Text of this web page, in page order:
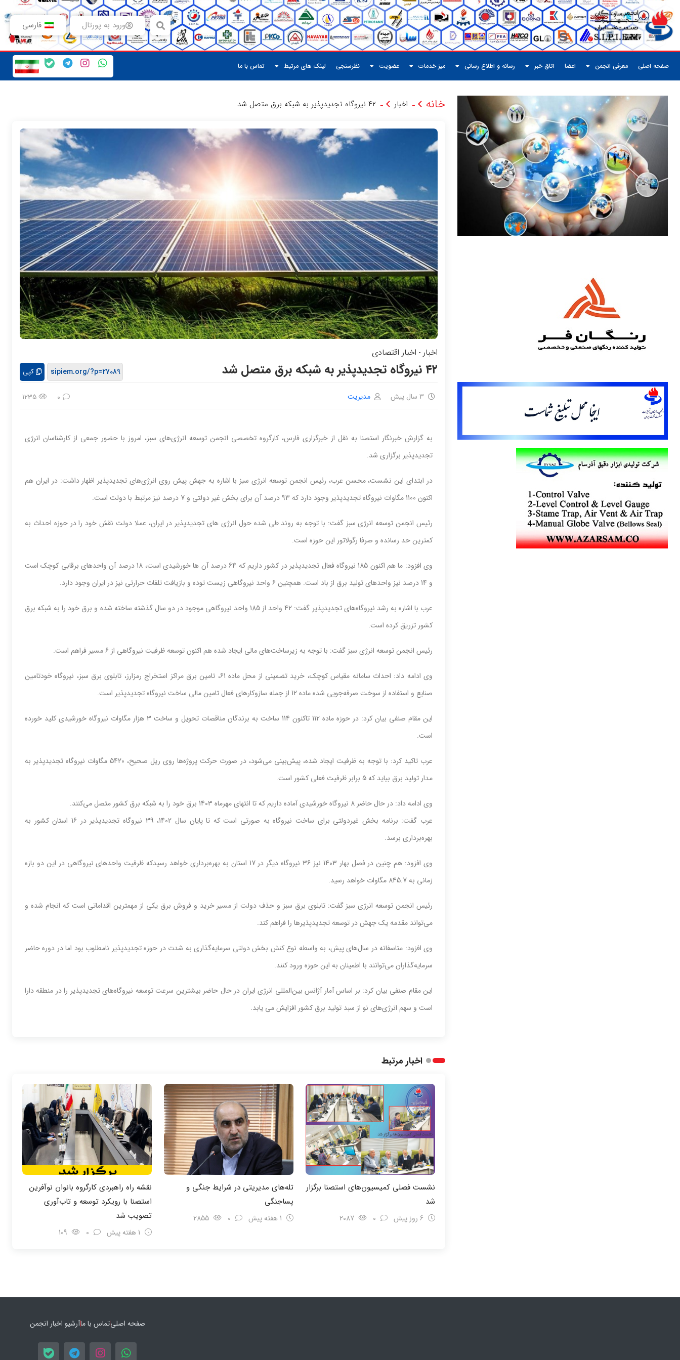
ورود به پورتال فارسی
صفحه اصلی معرفی انجمن اعضا اتاق خبر رسانه و اطلاع رسانی میز خدمات عضویت نظرسنجی لینک های مرتبط تماس با ما
خانه - اخبار - ۴۲ نیروگاه تجدیدپذیر به شبکه برق متصل شد
اخبار - اخبار اقتصادی
۴۲ نیروگاه تجدیدپذیر به شبکه برق متصل شد کپی
3 سال پیش مدیریت 0
1235
به گزارش خبرنگار استصنا به نقل از خبرگزاری فارس، کارگروه تخصصی انجمن توسعه انرژی‌های سبز، ‌امروز با حضور جمعی از کارشناسان انرژی
تجدیدپذیر برگزاری شد.
در ابتدای این نشست، محسن عرب، رئیس انجمن توسعه انرژی سبز با اشاره به جهش پیش روی انرژی‌های تجدیدپذیر اظهار داشت: در ایران هم
اکنون 1100 مگاوات نیروگاه تجدیدپذیر وجود دارد که 93 درصد آن برای بخش غیر دولتی و 7 درصد نیز مرتبط با دولت است.
رئیس انجمن توسعه انرژی سبز گفت: با توجه به روند طی شده حول انرژی های تجدیدپذیر در ایران، عملا دولت نقش خود را در حوزه احداث به
کمترین حد رسانده و صرفا رگولاتور این حوزه است.
وی افزود: ما هم اکنون 185 نیروگاه فعال تجدیدپذیر در کشور داریم که 64 درصد آن ها خورشیدی است، 18 درصد آن واحدهای برقابی کوچک است
و 14 درصد نیز واحدهای تولید برق از باد است. همچنین 6 واحد نیروگاهی زیست توده و بازیافت تلفات حرارتی نیز در ایران وجود دارد.
عرب با اشاره به رشد نیروگاه‌های تجدیدپذیر گفت: 42 واحد از 185 واحد نیروگاهی موجود در دو سال گذشته ساخته شده و برق خود را به شبکه برق
کشور تزریق کرده است.
رئیس انجمن توسعه انرژی سبز گفت: با توجه به زیرساخت‌های مالی ایجاد شده هم اکنون توسعه ظرفیت نیروگاهی از 6 مسیر فراهم است.
وی ادامه داد: احداث سامانه مقیاس کوچک، خرید تضمینی از محل ماده 61، تامین برق مراکز استخراج رمزارز، تابلوی برق سبز، نیروگاه خودتامین
صنایع و استفاده از سوخت صرفه‌جویی شده ماده 12 از جمله سازوکارهای فعال تامین مالی ساخت نیروگاه تجدیدپذیر است.
این مقام صنفی بیان کرد: در حوزه ماده 112 تاکنون 114 ساخت به برندگان مناقصات تحویل و ساخت 3 هزار مگاوات نیروگاه خورشیدی کلید خورده
است.
عرب تاکید کرد: با توجه به ظرفیت ایجاد شده، پیش‌بینی می‌شود، در صورت حرکت پروژه‌ها روی ریل صحیح، 5420 مگاوات نیروگاه تجدیدپذیر به
مدار تولید برق بیاید که 5 برابر ظرفیت فعلی کشور است.
وی ادامه داد: در حال حاضر 8 نیروگاه خورشیدی آماده داریم که تا انتهای مهرماه 1403 برق خود را به شبکه برق کشور متصل می‌کنند.
عرب گفت: برنامه بخش غیردولتی برای ساخت نیروگاه به صورتی است که تا پایان سال 1402، 39 نیروگاه تجدیدپذیر در 16 استان کشور به
بهره‌برداری برسد.
وی افزود: هم چنین در فصل بهار 1403 نیز 36 نیروگاه دیگر در 17 استان به بهره‌برداری خواهد رسیدکه ظرفیت واحدهای نیروگاهی در این دو بازه
زمانی به 845.7 مگاوات خواهد رسید.
رئیس انجمن توسعه انرژی سبز گفت: تابلوی برق سبز و حذف دولت از مسیر خرید و فروش برق یکی از مهمترین اقداماتی است که انجام شده و
می‌تواند مقدمه یک جهش در توسعه تجدیدپذیرها را فراهم کند.
وی افزود: متاسفانه در سال‌های پیش، به واسطه نوع کنش بخش دولتی سرمایه‌گذاری به شدت در حوزه تجدیدپذیر نامطلوب بود اما در دوره حاضر
سرمایه‌گذاران می‌توانند با اطمینان به این حوزه ورود کنند.
این مقام صنفی بیان کرد: بر اساس آمار آژانس بین‌المللی انرژی ایران در حال حاضر بیشترین سرعت توسعه نیروگاه‌های تجدیدپذیر را در منطقه دارا
است و سهم انرژی‌های نو از سبد تولید برق کشور افزایش می یابد.
اخبار مرتبط
نشست فصلی کمیسیون‌های استصنا برگزار
شد
تله‌های مدیریتی در شرایط جنگی و
پسا‌جنگی
نقشه راه راهبردی کارگروه بانوان نوآفرین
استصنا با رویکرد توسعه و تاب‌آوری
تصویب شد
صفحه اصلیتماس با ماآرشیو اخبار انجمن